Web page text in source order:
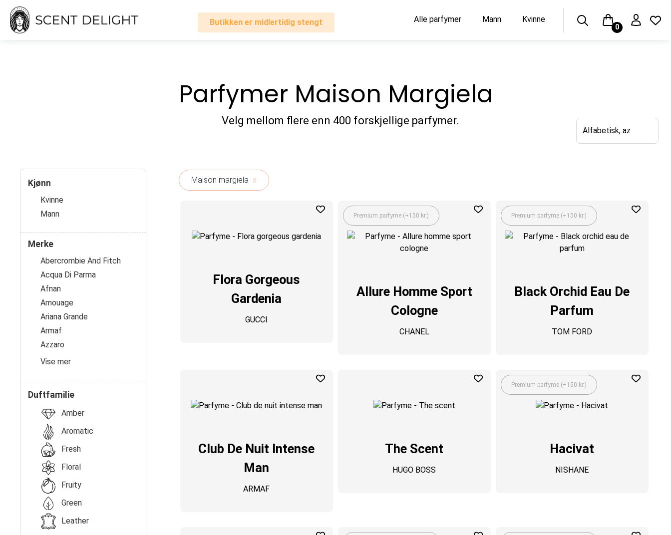
Butikken er midlertidig stengt Alle parfymer Mann Kvinne
0
fungerer
Handlevogn
Profil
Parfymer Maison Margiela
Velg mellom flere enn 400 forskjellige parfymer.
Kjønn
Kvinne
Mann
Merke
Abercrombie And Fitch
Acqua Di Parma
Afnan
Amouage
Ariana Grande
Armaf
Azzaro
Vise mer
Duftfamilie
Amber
Aromatic
Fresh
Floral
Fruity
Green
Leather
Maison margiela x
Flora Gorgeous
Gardenia
GUCCI
Premium parfyme (+150 kr.)
Allure Homme Sport
Cologne
CHANEL
Premium parfyme (+150 kr.)
Black Orchid Eau De
Parfum
TOM FORD
Club De Nuit Intense
Man
ARMAF
The Scent
HUGO BOSS
Premium parfyme (+150 kr.)
Hacivat
NISHANE